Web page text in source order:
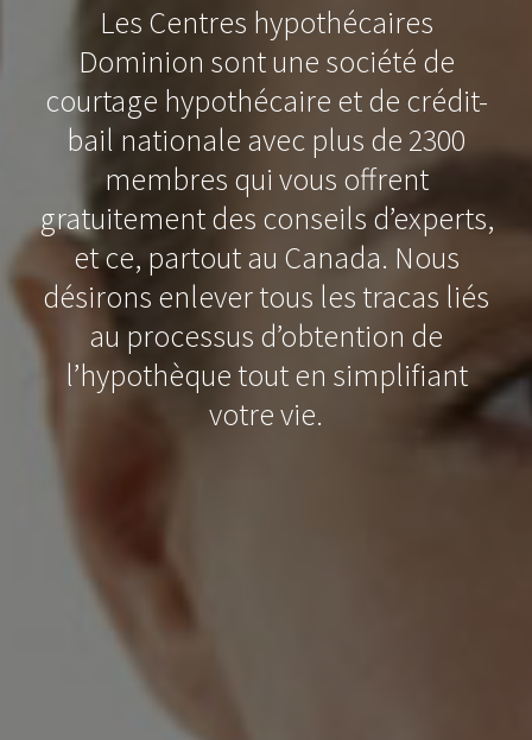
Les Centres hypothécaires
Dominion sont une société de
courtage hypothécaire et de crédit-
bail nationale avec plus de 2300
membres qui vous offrent
gratuitement des conseils d’experts,
et ce, partout au Canada. Nous
désirons enlever tous les tracas liés
au processus d’obtention de
l’hypothèque tout en simplifiant
votre vie.